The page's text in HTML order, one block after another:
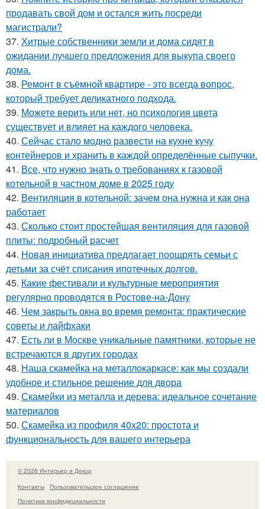
продавать свой дом и остался жить посреди
магистрали?
37. Хитрые собственники земли и дома сидят в
ожидании лучшего предложения для выкупа своего
дома.
38. Ремонт в съёмной квартире - это всегда вопрос,
который требует деликатного подхода.
39. Можете верить или нет, но психология цвета
существует и влияет на каждого человека.
40. Сейчас стало модно развести на кухне кучу
контейнеров и хранить в каждой определённые сыпучки.
41. Все, что нужно знать о требованиях к газовой
котельной в частном доме в 2025 году
42. Вентиляция в котельной: зачем она нужна и как она
работает
43. Сколько стоит простейшая вентиляция для газовой
плиты: подробный расчет
44. Новая инициатива предлагает поощрять семьи с
детьми за счёт списания ипотечных долгов.
45. Какие фестивали и культурные мероприятия
регулярно проводятся в Ростове-на-Дону
46. Чем закрыть окна во время ремонта: практические
советы и лайфхаки
47. Есть ли в Москве уникальные памятники, которые не
встречаются в других городах
48. Наша скамейка на металлокаркасе: как мы создали
удобное и стильное решение для двора
49. Скамейки из металла и дерева: идеальное сочетание
материалов
50. Скамейка из профиля 40х20: простота и
функциональность для вашего интерьера
© 2026 Интерьер и Декор
Контакты
Пользовательское соглашение
Политика конфидециальности